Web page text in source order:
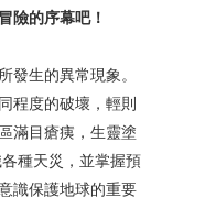
險的序幕吧！
發生的異常現象。
程度的破壞，輕則
滿目瘡痍，生靈塗
種天災，並掌握預
識保護地球的重要